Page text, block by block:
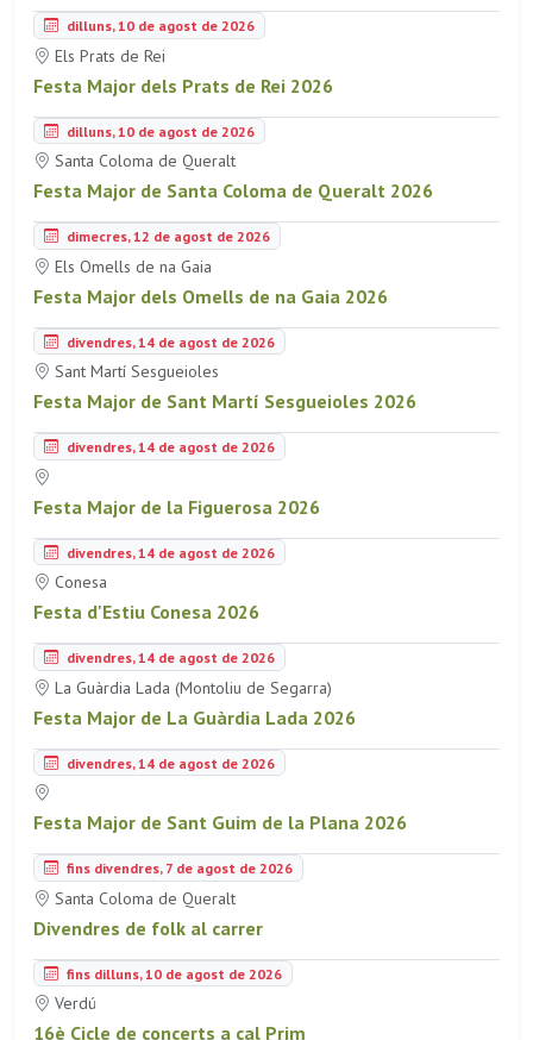
dilluns, 10 de agost de 2026
Els Prats de Rei
Festa Major dels Prats de Rei 2026
dilluns, 10 de agost de 2026
Santa Coloma de Queralt
Festa Major de Santa Coloma de Queralt 2026
dimecres, 12 de agost de 2026
Els Omells de na Gaia
Festa Major dels Omells de na Gaia 2026
divendres, 14 de agost de 2026
Sant Martí Sesgueioles
Festa Major de Sant Martí Sesgueioles 2026
divendres, 14 de agost de 2026
Festa Major de la Figuerosa 2026
divendres, 14 de agost de 2026
Conesa
Festa d'Estiu Conesa 2026
divendres, 14 de agost de 2026
La Guàrdia Lada (Montoliu de Segarra)
Festa Major de La Guàrdia Lada 2026
divendres, 14 de agost de 2026
Festa Major de Sant Guim de la Plana 2026
fins divendres, 7 de agost de 2026
Santa Coloma de Queralt
Divendres de folk al carrer
fins dilluns, 10 de agost de 2026
Verdú
16è Cicle de concerts a cal Prim